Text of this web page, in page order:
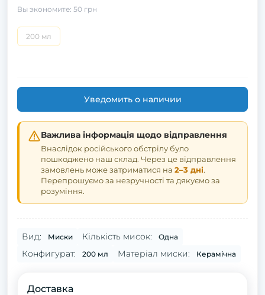
Вы экономите: 50 грн
200 мл
Уведомить о наличии
Важлива інформація щодо відправлення
Внаслідок російського обстрілу було
пошкоджено наш склад. Через це відправлення
замовлень може затриматися на 2–3 дні.
Перепрошуємо за незручності та дякуємо за
розуміння.
Вид: Миски Кількість мисок: Одна
Конфигурат: 200 мл Матеріал миски: Керамічна
Доставка